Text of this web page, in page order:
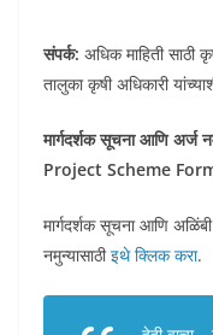
संपर्क: अधिक माहिती साठी
तालुका कृषी अधिकारी
मार्गदर्शक सूचना आणि
Project Scheme
मार्गदर्शक सूचना आणि
नमुन्यासाठीइथे क्लिक करा.